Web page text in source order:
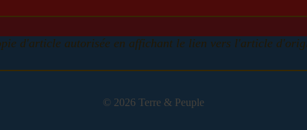
d'article autorisée en affichant le lien vers l'article
© 2026 Terre & Peuple